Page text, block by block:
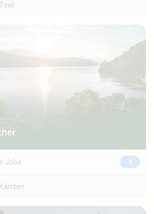
Tirol
Jobs 1
Kärnten